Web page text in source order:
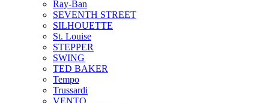
Ray-Ban
SEVENTH STREET
SILHOUETTE
St. Louise
STEPPER
SWING
TED BAKER
Tempo
Trussardi
VENTO